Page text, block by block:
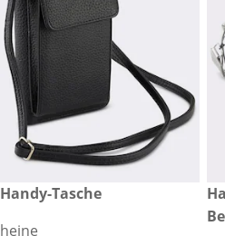
€ 37,99
Handy-Tasche
heine
€